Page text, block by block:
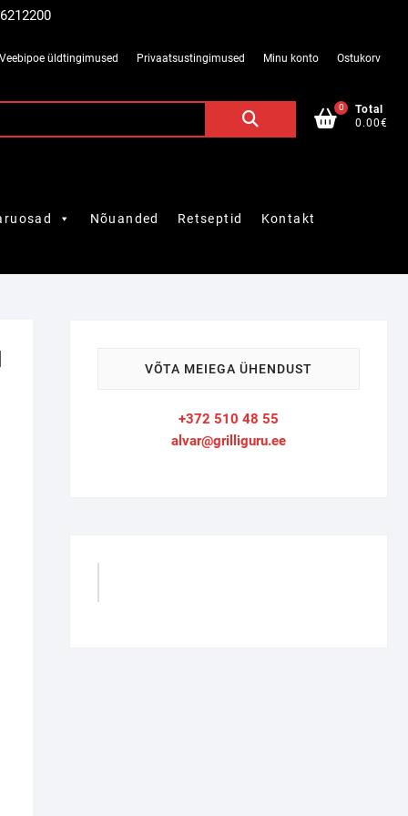
Veebipoe üldtingimused Privaatsustingimused Minu konto Ostukorv
0
Total
0.00€
Nõuanded Retseptid Kontakt
VÕTA MEIEGA ÜHENDUST
+372 510 48 55
alvar@grilliguru.ee